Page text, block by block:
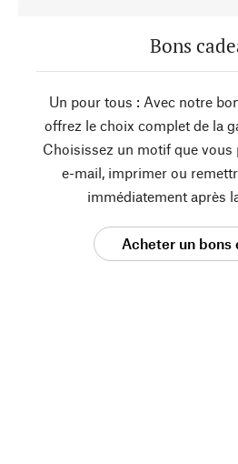
Bons
Un pour tous : Avec notre
offrez le choix complet de la
Choisissez un motif que vous
e-mail, imprimer ou
immédiatement après
Acheter un bons